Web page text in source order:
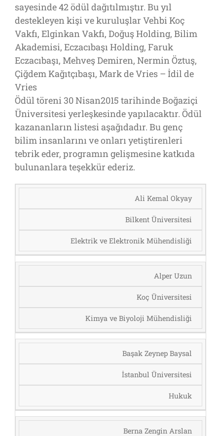
sayesinde 42 ödül dağıtılmıştır. Bu yıl
destekleyen kişi ve kuruluşlar Vehbi Koç
Vakfı, Elginkan Vakfı, Doğuş Holding, Bilim
Akademisi, Eczacıbaşı Holding, Faruk
Eczacıbaşı, Mehveş Demiren, Nermin Öztuş,
Çiğdem Kağıtçıbaşı, Mark de Vries – İdil de
Vries
Ödül töreni 30 Nisan2015 tarihinde Boğaziçi
Üniversitesi yerleşkesinde yapılacaktır. Ödül
kazananların listesi aşağıdadır. Bu genç
bilim insanlarını ve onları yetiştirenleri
tebrik eder, programın gelişmesine katkıda
bulunanlara teşekkür ederiz.
Ali Kemal Okyay
Bilkent Üniversitesi
Elektrik ve Elektronik Mühendisliği
Alper Uzun
Koç Üniversitesi
Kimya ve Biyoloji Mühendisliği
Başak Zeynep Baysal
İstanbul Üniversitesi
Hukuk
Berna Zengin Arslan